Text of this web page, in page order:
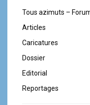
Tous azimuts –
Articles
Caricatures
Dossier
Editorial
Reportages